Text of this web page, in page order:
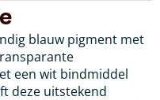
blauw pigment met
een wit bindmiddel
deze uitstekend